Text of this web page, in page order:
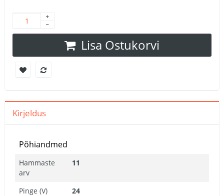
Lisa Ostukorvi
Kirjeldus
Põhiandmed
Hammaste
arv
11
Pinge (V)
24